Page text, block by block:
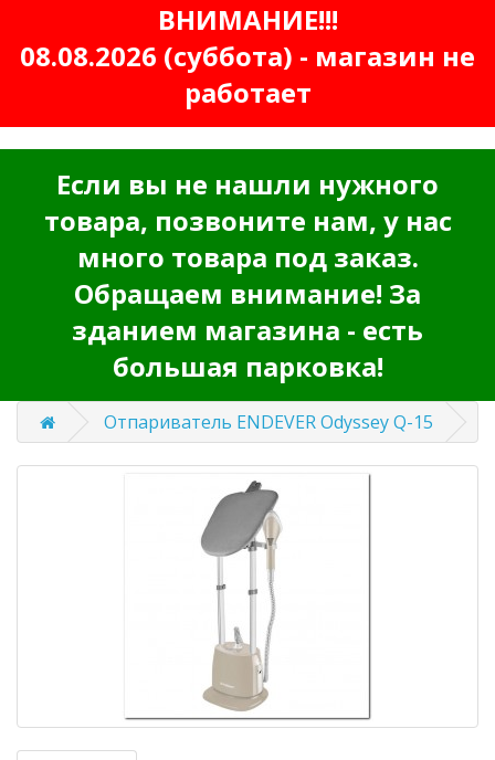
ВНИМАНИЕ!!!
08.08.2026 (суббота) - магазин не
работает
Если вы не нашли нужного
товара, позвоните нам, у нас
много товара под заказ.
Обращаем внимание! За
зданием магазина - есть
большая парковка!
Отпариватель ENDEVER Odyssey Q-15